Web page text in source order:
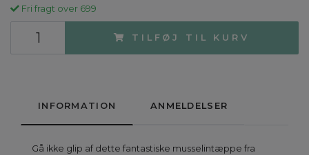
Fri fragt over 699
TILFØJ TIL KURV
INFORMATION ANMELDELSER
Gå ikke glip af dette fantastiske musselintæppe fra